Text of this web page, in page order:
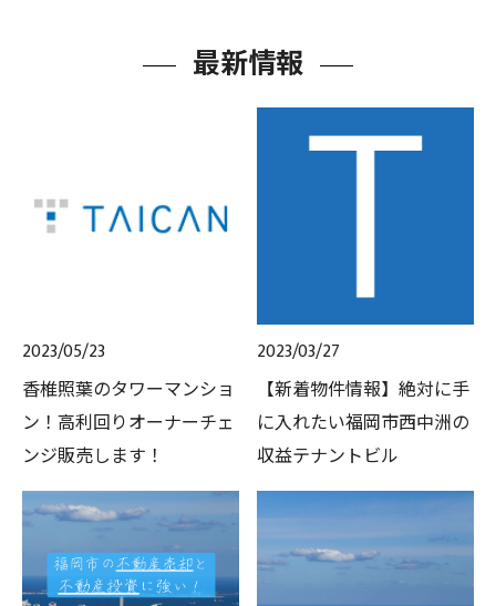
最新情報
2023/05/23
香椎照葉のタワーマンショ
ン！高利回りオーナーチェ
ンジ販売します！
2023/03/27
【新着物件情報】絶対に手
に入れたい福岡市西中洲の
収益テナントビル